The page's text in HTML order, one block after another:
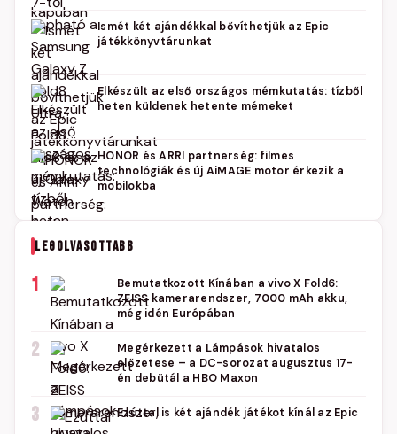
Ismét két ajándékkal bővíthetjük az Epic
játékkönyvtárunkat
Elkészült az első országos mémkutatás: tízből
heten küldenek hetente mémeket
HONOR és ARRI partnerség: filmes
technológiák és új AiMAGE motor érkezik a
mobilokba
LEGOLVASOTTABB
1
Bemutatkozott Kínában a vivo X Fold6:
ZEISS kamerarendszer, 7000 mAh akku,
még idén Európában
2
Megérkezett a Lámpások hivatalos
előzetese – a DC-sorozat augusztus 17-
én debütál a HBO Maxon
3 Ezúttal is két ajándék játékot kínál az Epic